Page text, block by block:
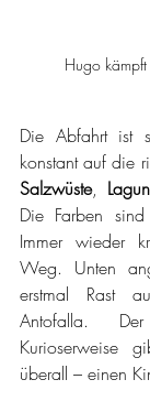
Hugo
Die Abfahrt ist
konstant auf die
Salzwüste,
Die Farben
Immer wieder
Weg. Unten
erstmal Rast
Antofalla.
Kurioserweise
überall – einen